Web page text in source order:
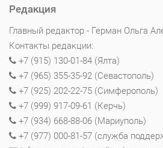
Редакция
Главный редактор - Герман Ольга
Контакты редакции:
+7 (915) 130-01-84 (Ялта)
+7 (965) 355-35-92 (Севастополь)
+7 (925) 202-22-75 (Симферополь)
+7 (999) 917-09-61 (Керчь)
+7 (934) 668-88-06 (Мариуполь)
+7 (977) 000-81-57 (служба